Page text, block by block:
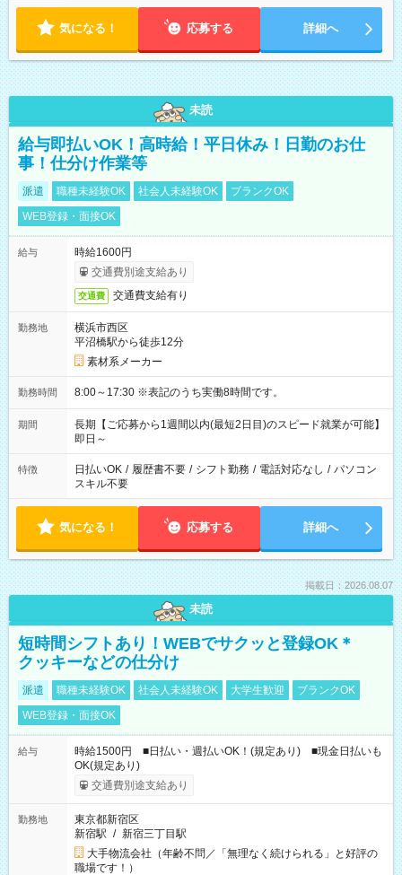
気になる！ 応募する 詳細へ
未読
給与即払いOK！高時給！平日休み！日勤のお仕
事！仕分け作業等
派遣 職種未経験OK 社会人未経験OK
ブランクOK
WEB登録・面接OK
給与
時給1600円
交通費別途支給あり
交通費 交通費支給有り
勤務地
横浜市西区
平沼橋駅から徒歩12分
素材系メーカー
勤務時間 8:00～17:30 ※表記のうち実働8時間です。
期間
長期【ご応募から1週間以内(最短2日目)のスピード就業が可能】
即日～
特徴 日払いOK / 履歴書不要 / シフト勤務 / 電話対応なし / パソコン
スキル不要
気になる！ 応募する 詳細へ
掲載日：2026.08.07
未読
短時間シフトあり！WEBでサクッと登録OK＊
クッキーなどの仕分け
派遣 職種未経験OK 社会人未経験OK 大学生歓迎
ブランクOK
WEB登録・面接OK
給与
時給1500円 ■日払い・週払いOK！(規定あり) ■現金日払いも
OK(規定あり)
交通費別途支給あり
勤務地
東京都新宿区
新宿駅 / 新宿三丁目駅
大手物流会社（年齢不問／「無理なく続けられる」と好評の
職場です！）